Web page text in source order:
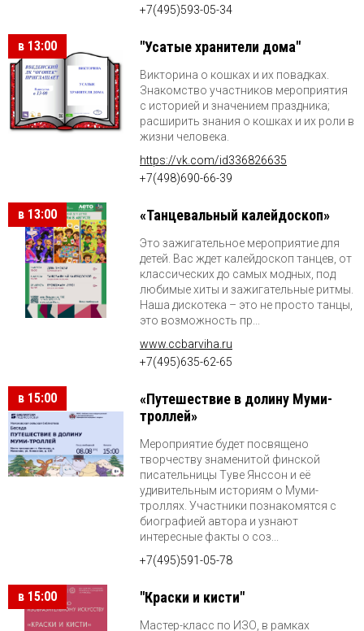
+7(495)593-05-34
в 13:00 "Усатые хранители дома"
Викторина о кошках и их повадках.
Знакомство участников мероприятия
с историей и значением праздника;
расширить знания о кошках и их роли в
жизни человека.
https://vk.com/id336826635
+7(498)690-66-39
в 13:00 «Танцевальный калейдоскоп»
Это зажигательное мероприятие для
детей. Вас ждет калейдоскоп танцев, от
классических до самых модных, под
любимые хиты и зажигательные ритмы.
Наша дискотека – это не просто танцы,
это возможность пр...
www.ccbarviha.ru
+7(495)635-62-65
в 15:00
«Путешествие в долину Муми-
троллей»
Мероприятие будет посвящено
творчеству знаменитой финской
писательницы Туве Янссон и её
удивительным историям о Муми-
троллях. Участники познакомятся с
биографией автора и узнают
интересные факты о соз...
+7(495)591-05-78
в 15:00 "Краски и кисти"
Мастер-класс по ИЗО, в рамках